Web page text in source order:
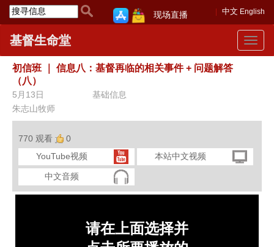
中文 English
现场直播
Toggle
基督生命堂
初信班
信息八：基督再临的相关事件 + 问题解答
（八）
5月13日
基础信息
朱志山牧师
770 观看
0
YouTube视频
本站中文视频
中文音频